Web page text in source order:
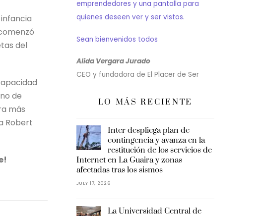
del
de
más
Robert
emprendedores y una pantalla para
quienes deseen ver y ser vistos.
Sean bienvenidos todos
Alida Vergara Jurado
CEO y fundadora de El Placer de Ser
LO MÁS RECIENTE
Inter despliega plan de
contingencia y avanza en la
restitución de los servicios de
Internet en La Guaira y zonas
afectadas tras los sismos
JULY 17, 2026
La Universidad Central de